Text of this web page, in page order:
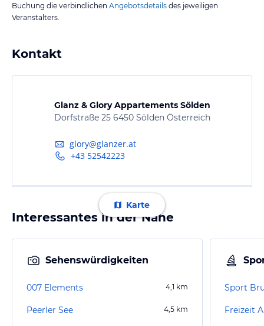
Buchung die verbindlichen Angebotsdetails des jeweiligen
Veranstalters.
Kontakt
Glanz & Glory Appartements Sölden
Dorfstraße 25 6450 Sölden Österreich
glory@glanzer.at
+43 52542223
Karte
Interessantes in der Nähe
Sehenswürdigkeiten
007 Elements 4,1 km
Peerler See 4,5 km Freizeit